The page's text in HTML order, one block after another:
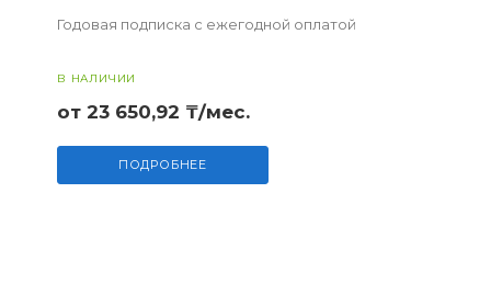
Годовая подписка с ежегодной оплатой
В НАЛИЧИИ
от 23 650,92 ₸/мес.
ПОДРОБНЕЕ